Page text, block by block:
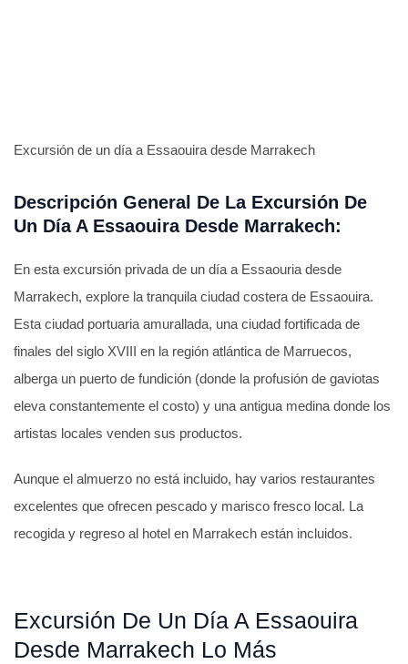
Excursión de un día a Essaouira desde Marrakech
Descripción General De La Excursión De
Un Día A Essaouira Desde Marrakech:
En esta excursión privada de un día a Essaouria desde
Marrakech, explore la tranquila ciudad costera de Essaouira.
Esta ciudad portuaria amurallada, una ciudad fortificada de
finales del siglo XVIII en la región atlántica de Marruecos,
alberga un puerto de fundición (donde la profusión de gaviotas
eleva constantemente el costo) y una antigua medina donde los
artistas locales venden sus productos.
Aunque el almuerzo no está incluido, hay varios restaurantes
excelentes que ofrecen pescado y marisco fresco local. La
recogida y regreso al hotel en Marrakech están incluidos.
Excursión De Un Día A Essaouira
Desde Marrakech Lo Más